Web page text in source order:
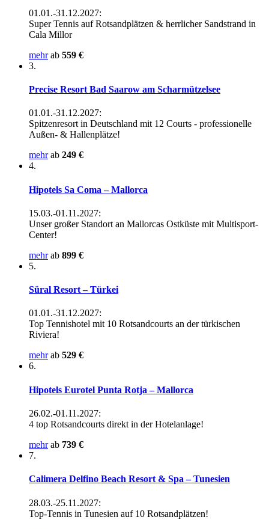
01.01.-31.12.2027:
Super Tennis auf Rotsandplätzen & herrlicher Sandstrand in
Cala Millor
mehr ab 559 €
3.
Precise Resort Bad Saarow am Scharmützelsee
01.01.-31.12.2027:
Spitzenresort in Deutschland mit 12 Courts - professionelle
Außen- & Hallenplätze!
mehr ab 249 €
4.
Hipotels Sa Coma – Mallorca
15.03.-01.11.2027:
Unser großer Standort an Mallorcas Ostküste mit Multisport-
Center!
mehr ab 899 €
5.
Süral Resort – Türkei
01.01.-31.12.2027:
Top Tennishotel mit 10 Rotsandcourts an der türkischen
Riviera!
mehr ab 529 €
6.
Hipotels Eurotel Punta Rotja – Mallorca
26.02.-01.11.2027:
4 top Rotsandcourts direkt in der Hotelanlage!
mehr ab 739 €
7.
Calimera Delfino Beach Resort & Spa – Tunesien
28.03.-25.11.2027:
Top-Tennis in Tunesien auf 10 Rotsandplätzen!